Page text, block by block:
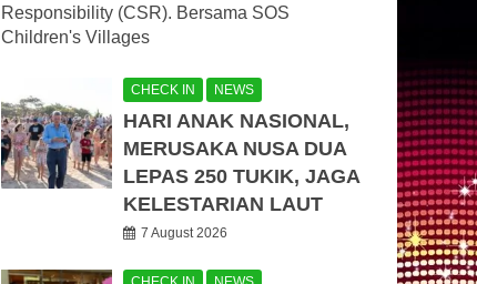
Responsibility (CSR). Bersama SOS
Children's Villages
CHECK IN NEWS
HARI ANAK NASIONAL,
MERUSAKA NUSA DUA
LEPAS 250 TUKIK, JAGA
KELESTARIAN LAUT
7 August 2026